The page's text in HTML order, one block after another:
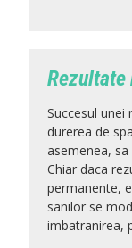
Succesul unei
durerea de
asemenea,
Chiar daca
permanente,
sanilor se
imbatranirea,